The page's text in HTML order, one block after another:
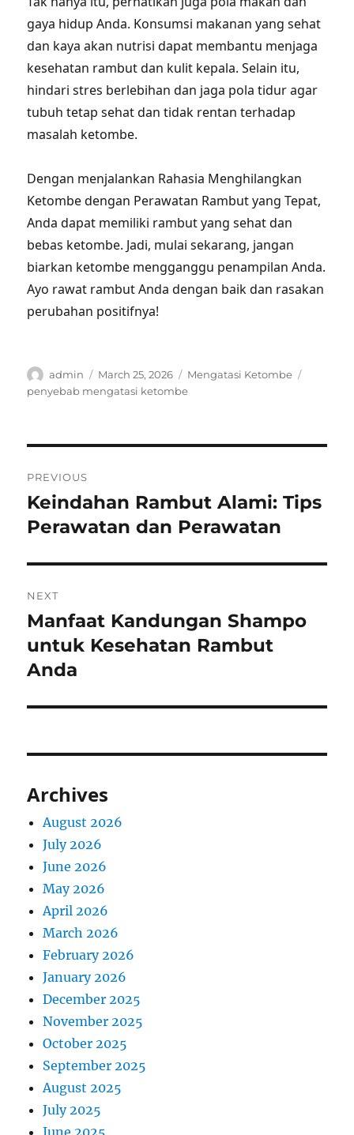
gaya hidup Anda. Konsumsi makanan yang sehat
dan kaya akan nutrisi dapat membantu menjaga
kesehatan rambut dan kulit kepala. Selain itu,
hindari stres berlebihan dan jaga pola tidur agar
tubuh tetap sehat dan tidak rentan terhadap
masalah ketombe.
Dengan menjalankan Rahasia Menghilangkan
Ketombe dengan Perawatan Rambut yang Tepat,
Anda dapat memiliki rambut yang sehat dan
bebas ketombe. Jadi, mulai sekarang, jangan
biarkan ketombe mengganggu penampilan Anda.
Ayo rawat rambut Anda dengan baik dan rasakan
perubahan positifnya!
Author
admin
Posted
on
March 25, 2026 Categories
Mengatasi Ketombe
penyebab mengatasi ketombe
navigation
PREVIOUS
Previous
post:
Keindahan Rambut Alami: Tips
Perawatan dan Perawatan
NEXT
Next
post:
Manfaat Kandungan Shampo
untuk Kesehatan Rambut
Anda
Archives
August 2026
July 2026
June 2026
May 2026
April 2026
March 2026
February 2026
January 2026
December 2025
November 2025
October 2025
September 2025
August 2025
July 2025